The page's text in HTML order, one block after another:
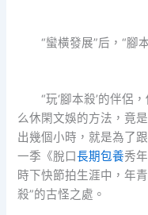
“蠻橫發展”后，“腳本
“玩‘腳本殺’的伴侶，
么休閑文娛的方法，竟
出幾個小時，就是為了
一季《脫口長期包養秀
時下快節拍生涯中，年
殺”的古怪之處。